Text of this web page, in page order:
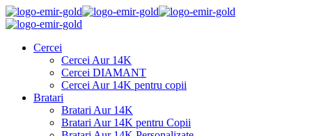
Cercei
Cercei Aur 14K
Cercei DIAMANT
Cercei Aur 14K pentru copii
Bratari
Bratari Aur 14K
Bratari Aur 14K pentru Copii